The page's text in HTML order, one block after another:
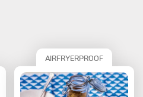
AIRFRYERPROOF